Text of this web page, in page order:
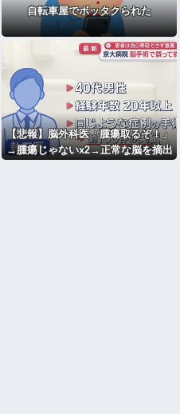
自転車屋でボッタクられた
【悲報】脳外科医「腫瘍取るぞ！」
→腫瘍じゃないx2→正常な脳を摘出